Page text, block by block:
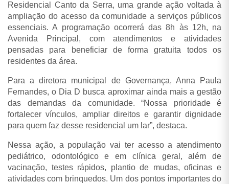
Residencial Canto da Serra, uma grande ação voltada à
ampliação do acesso da comunidade a serviços públicos
essenciais. A programação ocorrerá das 8h às 12h, na
Avenida Principal, com atendimentos e atividades
pensadas para beneficiar de forma gratuita todos os
residentes da área.
Para a diretora municipal de Governança, Anna Paula
Fernandes, o Dia D busca aproximar ainda mais a gestão
das demandas da comunidade. “Nossa prioridade é
fortalecer vínculos, ampliar direitos e garantir dignidade
para quem faz desse residencial um lar”, destaca.
Nessa ação, a população vai ter acesso a atendimento
pediátrico, odontológico e em clínica geral, além de
vacinação, testes rápidos, plantio de mudas, oficinas e
atividades com brinquedos. Um dos pontos importantes do